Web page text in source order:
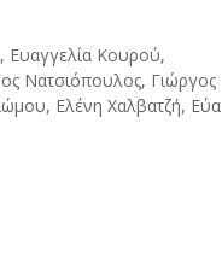
Ευαγγελία Κουρού,
Νατσιόπουλος, Γιώργος
Ελένη Χαλβατζή, Εύα